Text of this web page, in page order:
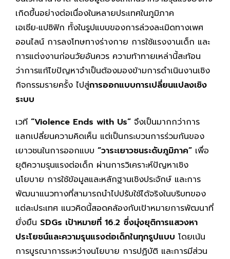
เกิดขึ้นอย่างต่อเนื่องในหลายประเทศในภูมิภาค
เอเชีย‑แปซิฟิก ทั้งในรูปแบบของการล่วงละเมิดทางเพศ
ออนไลน์ การลงโทษทางร่างกาย การใช้แรงงานเด็ก และ
การแต่งงานก่อนวัยอันควร ความท้าทายเหล่านี้สะท้อน
ว่าการแก้ไขปัญหาจำเป็นต้องมองข้ามการดำเนินงานเชิง
กิจกรรมรายครั้ง ไปสู่การออกแบบการเปลี่ยนแปลงเชิง
ระบบ
เวที “Violence Ends with Us” จึงเป็นมากกว่าการ
แลกเปลี่ยนความคิดเห็น แต่เป็นกระบวนการร่วมกันของ
เยาวชนในการออกแบบ “วาระเยาวชนระดับภูมิภาค” เพื่อ
ยุติความรุนแรงต่อเด็ก ผ่านการวิเคราะห์ปัญหาเชิง
นโยบาย การใช้ข้อมูลและหลักฐานเชิงประจักษ์ และการ
พัฒนาแนวทางที่สามารถนำไปปรับใช้ได้จริงในบริบทของ
แต่ละประเทศ แนวคิดนี้สอดคล้องกับเป้าหมายการพัฒนาที่
ยั่งยืน SDGs เป้าหมายที่ 16.2 ซึ่งมุ่งยุติการแสวงหา
ประโยชน์และความรุนแรงต่อเด็กในทุกรูปแบบ โดยเน้น
การบูรณาการระหว่างนโยบาย การปฏิบัติ และการมีส่วน